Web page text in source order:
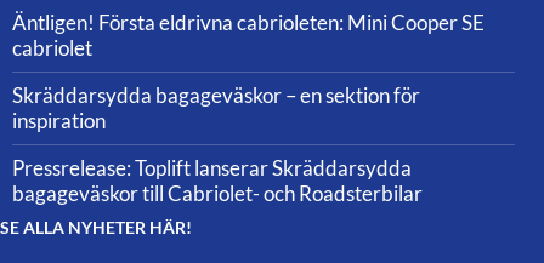
Äntligen! Första eldrivna cabrioleten: Mini Cooper SE
cabriolet
Skräddarsydda bagageväskor – en sektion för
inspiration
Pressrelease: Toplift lanserar Skräddarsydda
bagageväskor till Cabriolet- och Roadsterbilar
SE ALLA NYHETER HÄR!